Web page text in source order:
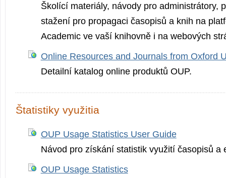
Školící materiály, návody pro administrátory,
stažení pro propagaci časopisů a knih na
Academic ve vaší knihovně i na webových
Online Resources and Journals from Oxford
Detailní katalog online produktů OUP.
Štatistiky využitia
OUP Usage Statistics User Guide
Návod pro získání statistik využití časopisů a
OUP Usage Statistics